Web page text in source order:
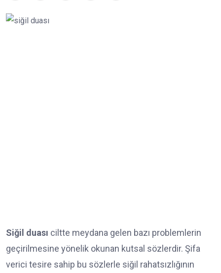
Siğil duası ciltte meydana gelen bazı problemlerin
geçirilmesine yönelik okunan kutsal sözlerdir. Şifa
verici tesire sahip bu sözlerle siğil rahatsızlığının